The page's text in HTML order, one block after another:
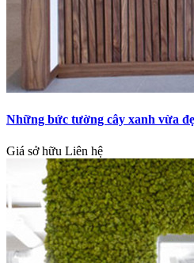
Những bức tường cây xanh vừa
Giá sở hữu Liên hệ